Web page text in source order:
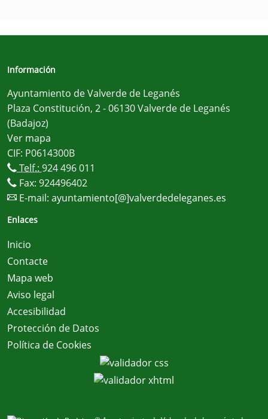
Información
Ayuntamiento de Valverde de Leganés
Plaza Constitución, 2 - 06130 Valverde de Leganés
(Badajoz)
Ver mapa
CIF: P0614300B
Telf.: 924 496 011
Fax: 924496402
E-mail: ayuntamiento[@]valverdedeleganes.es
Enlaces
Inicio
Contacte
Mapa web
Aviso legal
Accesibilidad
Protección de Datos
Política de Cookies